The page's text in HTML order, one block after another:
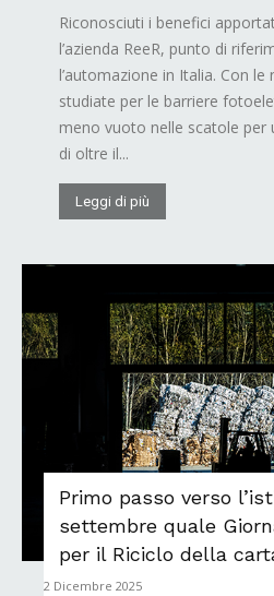
Riconosciuti i benefici
l’azienda ReeR, punto di
l’automazione in Italia. Con le
studiate per le barriere
meno vuoto nelle scatole per
di oltre il...
Leggi di più
Primo passo verso
settembre quale
per il Riciclo della
2 Dicembre 2025